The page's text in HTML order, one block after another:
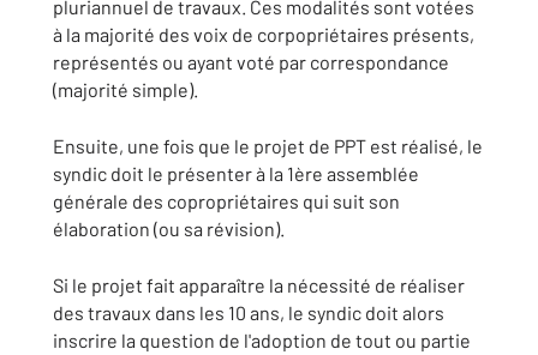
pluriannuel de travaux. Ces modalités sont votées
à la majorité des voix de corpopriétaires présents,
représentés ou ayant voté par correspondance
(majorité simple).
Ensuite, une fois que le projet de PPT est réalisé, le
syndic doit le présenter à la 1ère assemblée
générale des copropriétaires qui suit son
élaboration (ou sa révision).
Si le projet fait apparaître la nécessité de réaliser
des travaux dans les 10 ans, le syndic doit alors
inscrire la question de l'adoption de tout ou partie